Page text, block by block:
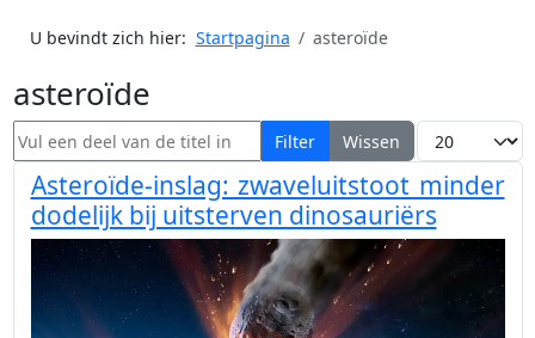
U bevindt zich hier: Startpagina asteroïde
asteroïde
Vul een deel van de titel in Filter Wissen Toon #
Asteroïde-inslag: zwaveluitstoot minder
dodelijk bij uitsterven dinosauriërs